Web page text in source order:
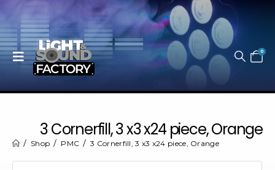
0
3 Cornerfill, 3 x3 x24 piece, Orange
Shop PMC 3 Cornerfill, 3 x3 x24 piece, Orange